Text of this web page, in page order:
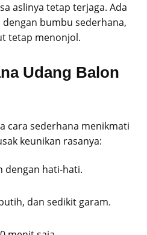
aslinya tetap terjaga. Ada
bumbu sederhana,
tetap menonjol.
Udang Balon
cara sederhana menikmati
keunikan rasanya:
dengan hati-hati.
dan sedikit garam.